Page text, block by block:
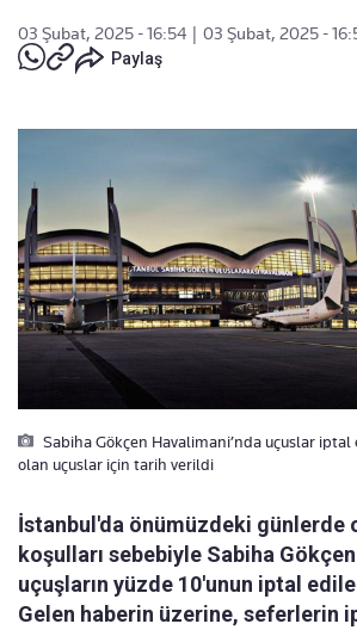
03 Şubat, 2025 - 16:54
03 Şubat, 2025 -
Paylaş
Sabiha Gökçen Havalimani’nda uçuslar
olan uçuslar için tarih verildi
İstanbul'da önümüzdeki günlerde
koşulları sebebiyle Sabiha
uçuşların yüzde 10'unun iptal
Gelen haberin üzerine, seferlerin